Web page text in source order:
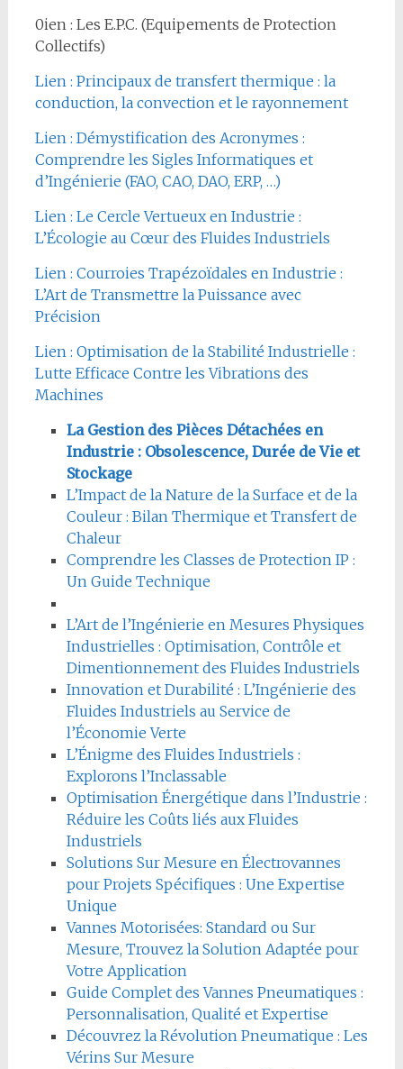
0ien : Les E.P.C. (Equipements de Protection
Collectifs)
Lien : Principaux de transfert thermique : la
conduction, la convection et le rayonnement
Lien : Démystification des Acronymes :
Comprendre les Sigles Informatiques et
d’Ingénierie (FAO, CAO, DAO, ERP, …)
Lien : Le Cercle Vertueux en Industrie :
L’Écologie au Cœur des Fluides Industriels
Lien : Courroies Trapézoïdales en Industrie :
L’Art de Transmettre la Puissance avec
Précision
Lien : Optimisation de la Stabilité Industrielle :
Lutte Efficace Contre les Vibrations des
Machines
La Gestion des Pièces Détachées en
Industrie : Obsolescence, Durée de Vie et
Stockage
L’Impact de la Nature de la Surface et de la
Couleur : Bilan Thermique et Transfert de
Chaleur
Comprendre les Classes de Protection IP :
Un Guide Technique
L’Art de l’Ingénierie en Mesures Physiques
Industrielles : Optimisation, Contrôle et
Dimentionnement des Fluides Industriels
Innovation et Durabilité : L’Ingénierie des
Fluides Industriels au Service de
l’Économie Verte
L’Énigme des Fluides Industriels :
Explorons l’Inclassable
Optimisation Énergétique dans l’Industrie :
Réduire les Coûts liés aux Fluides
Industriels
Solutions Sur Mesure en Électrovannes
pour Projets Spécifiques : Une Expertise
Unique
Vannes Motorisées: Standard ou Sur
Mesure, Trouvez la Solution Adaptée pour
Votre Application
Guide Complet des Vannes Pneumatiques :
Personnalisation, Qualité et Expertise
Découvrez la Révolution Pneumatique : Les
Vérins Sur Mesure